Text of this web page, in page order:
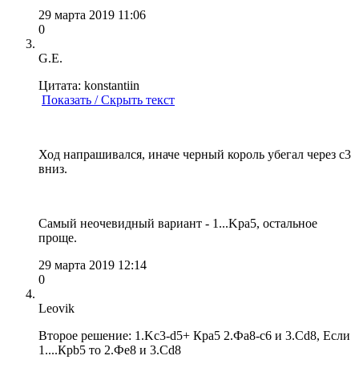
29 марта 2019 11:06
0
G.E.
Цитата: konstantiin
Показать / Скрыть текст
Ход напрашивался, иначе черный король убегал через с3
вниз.
Самый неочевидный вариант - 1...Kpa5, остальное
проще.
29 марта 2019 12:14
0
Leovik
Второе решение: 1.Kc3-d5+ Кра5 2.Фа8-с6 и 3.Сd8, Если
1....Крb5 то 2.Фе8 и 3.Сd8